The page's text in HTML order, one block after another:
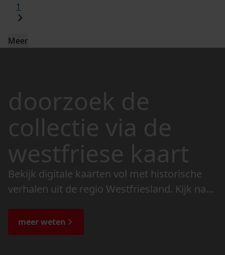
1
Meer
doorzoek de
collectie via de
westfriese kaart
Bekijk digitale kaarten vol met historische
verhalen uit de regio Westfriesland. Kijk naar
de bijzondere verhalen.
meer weten